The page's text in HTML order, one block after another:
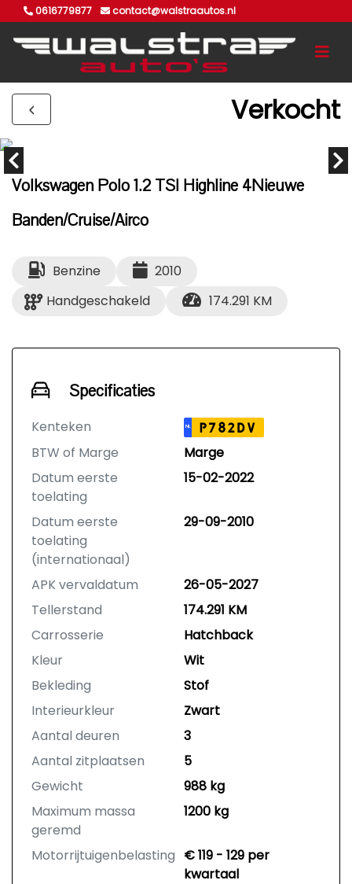
0616779877 contact@walstraautos.nl
Verkocht
Volkswagen Polo 1.2 TSI Highline 4Nieuwe
Banden/Cruise/Airco
Benzine
2010
Handgeschakeld
174.291 KM
Specificaties
Kenteken NL P782DV
BTW of Marge
Marge
Datum eerste
toelating
15-02-2022
Datum eerste
toelating
(internationaal)
29-09-2010
APK vervaldatum
26-05-2027
Tellerstand
174.291 KM
Carrosserie
Hatchback
Kleur
Wit
Bekleding
Stof
Interieurkleur
Zwart
Aantal deuren
3
Aantal zitplaatsen
5
Gewicht
988 kg
Maximum massa
geremd
1200 kg
Motorrijtuigenbelasting € 119 - 129 per
kwartaal